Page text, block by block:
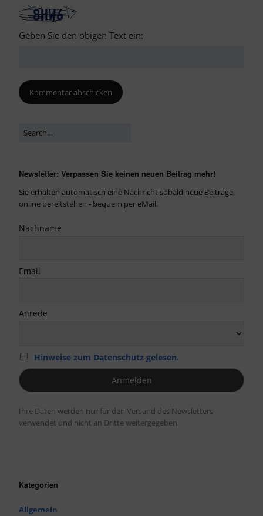
Geben Sie den obigen Text ein:
Newsletter: Verpassen Sie keinen neuen Beitrag mehr!
Sie erhalten automatisch eine Nachricht sobald neue Beiträge
online bereitstehen - bequem per eMail.
Nachname
Email
Anrede
Hinweise zum Datenschutz gelesen.
Ihre Daten werden nur für den Versand des Newsletters
verwendet und nicht an Dritte weitergegeben.
Kategorien
Allgemein